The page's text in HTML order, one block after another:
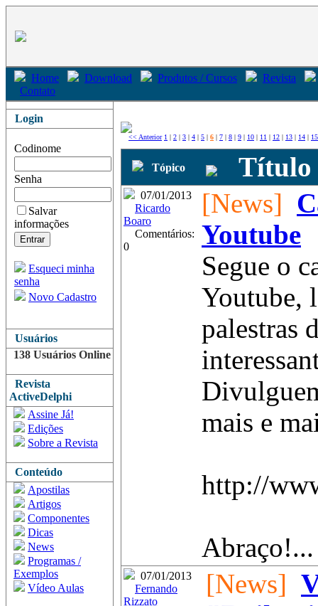
Home Download Produtos / Cursos
Revista
Contato
Login
Codinome
Senha
Salvar
informações
Esqueci minha
senha
Novo Cadastro
Usuários
138 Usuários Online
Revista
ActiveDelphi
Assine Já!
Edições
Sobre a Revista
Conteúdo
Apostilas
Artigos
Componentes
Dicas
News
Programas /
Exemplos
Vídeo Aulas
<< Anterior 1 | 2 | 3 | 4 | 5 | 6 | 7 | 8 | 9 | 10 | 11 | 12 | 13 | 14 | 15
Tópico Título
07/01/2013
Ricardo
Boaro
Comentários:
0
[News]
Youtube
Segue o
Youtube,
palestras
mais e
http://
Abraço!...
07/01/2013
Fernando
Rizzato
[News]